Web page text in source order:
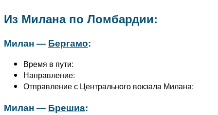
Из Милана по Ломбардии:
Милан — Бергамо:
Время в пути:
Направление:
Отправление с Центрального вокзала Милана:
Милан — Брешиа: